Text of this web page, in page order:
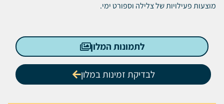
מוצעות פעילויות של צלילה וספורט ימי.
לתמונות המלון
לבדיקת זמינות במלון